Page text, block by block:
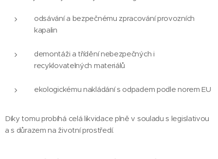
odsávání a bezpečnému zpracování provozních
kapalin
demontáži a třídění nebezpečných i
recyklovatelných materiálů
ekologickému nakládání s odpadem podle norem EU
Díky tomu probíhá celá likvidace plně v souladu s legislativou
a s důrazem na životní prostředí.